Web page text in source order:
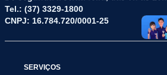
Tel.: (37) 3329-1800
CNPJ: 16.784.720/0001-25
SERVIÇOS